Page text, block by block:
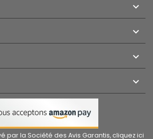




par la Société des Avis Garantis, cliquez ici